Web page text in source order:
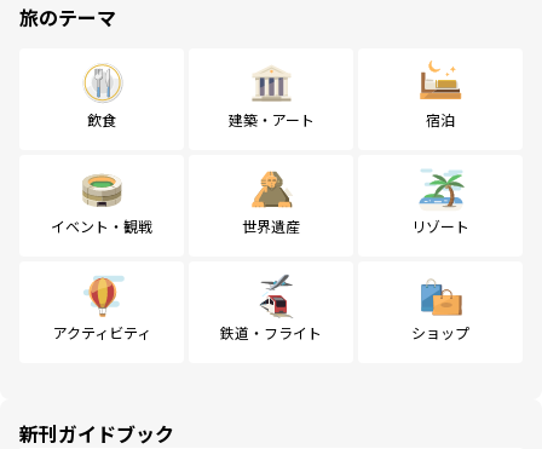
旅のテーマ
飲食 建築・アート 宿泊
イベント・観戦 世界遺産 リゾート
アクティビティ 鉄道・フライト ショップ
新刊ガイドブック